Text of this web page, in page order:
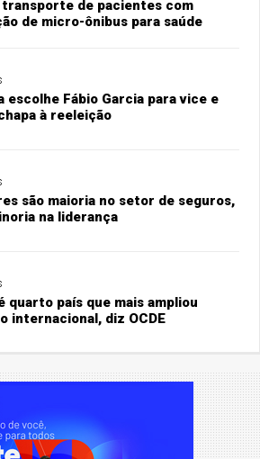
transporte de pacientes com
de micro-ônibus para saúde
escolhe Fábio Garcia para vice e
à reeleição
são maioria no setor de seguros,
na liderança
quarto país que mais ampliou
internacional, diz OCDE